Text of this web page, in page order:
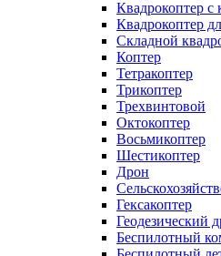
Квадрокоптер с
Квадрокоптер
Складной
Коптер
Тетракоптер
Трикоптер
Трехвинтовой
Октокоптер
Восьмикоптер
Шестикоптер
Дрон
Гексакоптер
Геодезический
Беспилотный